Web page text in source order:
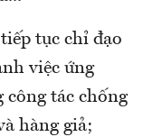
tục chỉ đạo
việc ứng
công tác chống
hàng giả;